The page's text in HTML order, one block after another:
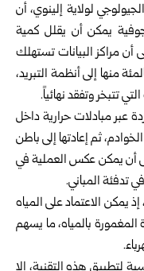
لولاية إلينوي، أن
يمكن أن يقلل كمية
أن مراكز البيانات تستهلك
كبيرة من الطاقة قد يصل نحو 40 بالمئة منها إلى أنظمة التبريد،
تتبخر وتفقد نهائياً.
عبر مبادلات حرارية داخل
ثم إعادتها إلى باطن
أن يمكن عكس العملية في
تدفئة المباني.
يمكن الاعتماد على المياه
المغمورة بالمياه، ما يسهم
لتطبيق هذه التقنية، إلا